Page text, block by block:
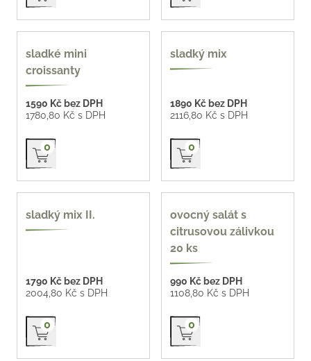
z naší pekárny 71 Kč /
sladké mini
croissanty
1590 Kč bez DPH
1780,80 Kč s DPH
Přidat do košíku
0
oblíbené
sladký mix
1890 Kč bez DPH
2116,80 Kč s DPH
Přidat do košíku
0
nové
sladký mix II.
1790 Kč bez DPH
2004,80 Kč s DPH
Přidat do košíku
0
ovocný salát s
citrusovou zálivkou
20 ks
990 Kč bez DPH
1108,80 Kč s DPH
Přidat do košíku
0